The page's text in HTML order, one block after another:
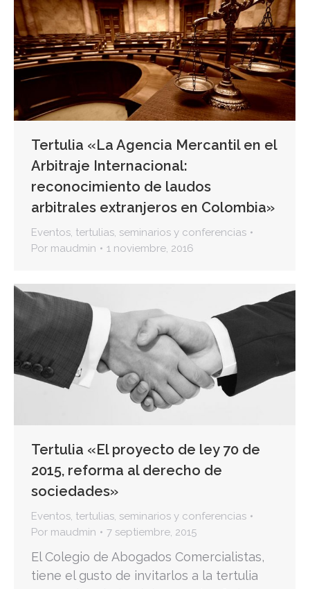
Tertulia «La Agencia Mercantil en el
Arbitraje Internacional:
reconocimiento de laudos
arbitrales extranjeros en Colombia»
Eventos tertulias, seminarios y conferencias
Por maudmin 1 noviembre, 2016
Tertulia «El proyecto de ley 70 de
2015, reforma al derecho de
sociedades»
Eventos tertulias, seminarios y conferencias
Por maudmin 7 septiembre, 2015
El Colegio de Abogados Comercialistas,
tiene el gusto de invitarlos a la tertulia